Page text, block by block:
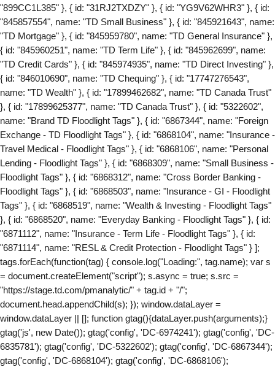
"899CC1L385" }, { id: "31RJ2TXDZY" }, { id: "YG9V62WHR3" }, { id:
"845857554", name: "TD Small Business" }, { id: "845921643", name:
"TD Mortgage" }, { id: "845959780", name: "TD General Insurance" },
{ id: "845960251", name: "TD Term Life" }, { id: "845962699", name:
"TD Credit Cards" }, { id: "845974935", name: "TD Direct Investing" },
{ id: "846010690", name: "TD Chequing" }, { id: "17747276543",
name: "TD Wealth" }, { id: "17899462682", name: "TD Canada Trust"
}, { id: "17899625377", name: "TD Canada Trust" }, { id: "5322602",
name: "Brand TD Floodlight Tags" }, { id: "6867344", name: "Foreign
Exchange - TD Floodlight Tags" }, { id: "6868104", name: "Insurance -
Travel Medical - Floodlight Tags" }, { id: "6868106", name: "Personal
Lending - Floodlight Tags" }, { id: "6868309", name: "Small Business -
Floodlight Tags" }, { id: "6868312", name: "Cross Border Banking -
Floodlight Tags" }, { id: "6868503", name: "Insurance - GI - Floodlight
Tags" }, { id: "6868519", name: "Wealth & Investing - Floodlight Tags"
}, { id: "6868520", name: "Everyday Banking - Floodlight Tags" }, { id:
"6871112", name: "Insurance - Term Life - Floodlight Tags" }, { id:
"6871114", name: "RESL & Credit Protection - Floodlight Tags" } ];
tags.forEach(function(tag) { console.log("Loading:", tag.name); var s
= document.createElement("script"); s.async = true; s.src =
"https://stage.td.com/pmanalytic/" + tag.id + "/";
document.head.appendChild(s); }); window.dataLayer =
window.dataLayer || []; function gtag(){dataLayer.push(arguments);}
gtag('js', new Date()); gtag('config', 'DC-6974241'); gtag('config', 'DC-
6835781'); gtag('config', 'DC-5322602'); gtag('config', 'DC-6867344');
gtag('config', 'DC-6868104'); gtag('config', 'DC-6868106');